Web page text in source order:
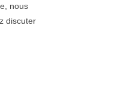
nous
discuter